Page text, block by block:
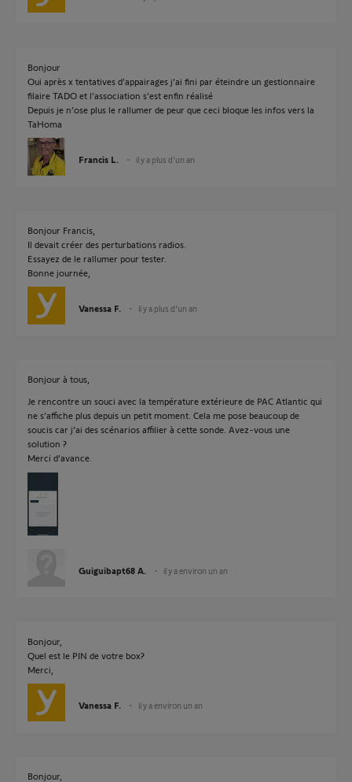
Bonjour
Oui après x tentatives d’appairages j’ai fini par éteindre un gestionnaire
filaire TADO et l’association s’est enfin réalisé
Depuis je n’ose plus le rallumer de peur que ceci bloque les infos vers la
TaHoma
Francis L. il y a plus d'un an
Bonjour Francis,
Il devait créer des perturbations radios.
Essayez de le rallumer pour tester.
Bonne journée,
Vanessa F. il y a plus d'un an
Bonjour à tous,
Je rencontre un souci avec la température extérieure de PAC Atlantic qui
ne s’affiche plus depuis un petit moment. Cela me pose beaucoup de
soucis car j’ai des scénarios affilier à cette sonde. Avez-vous une
solution ?
Merci d’avance.
Guiguibapt68 A. il y a environ un an
Bonjour,
Quel est le PIN de votre box?
Merci,
Vanessa F. il y a environ un an
Bonjour,